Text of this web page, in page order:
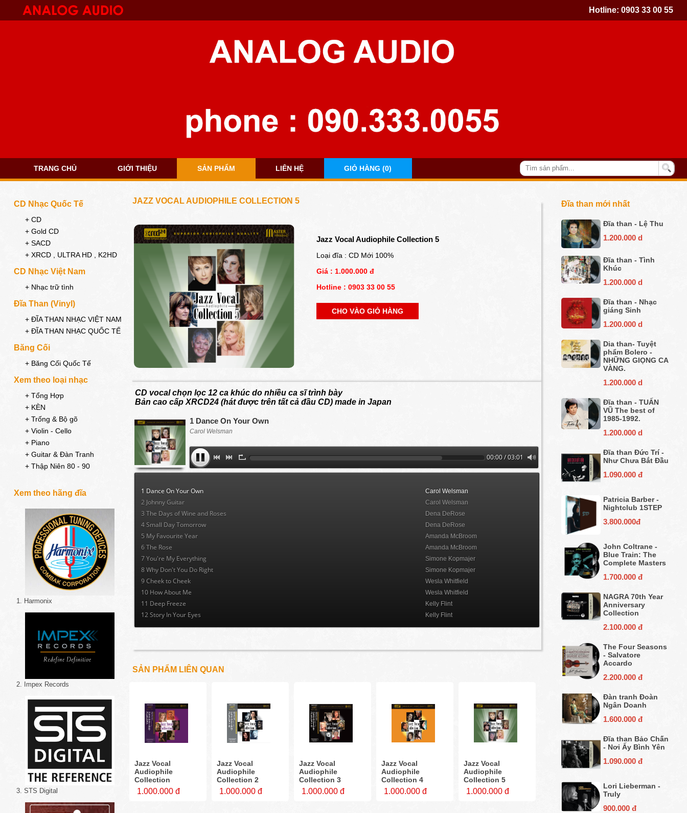
Hotline:0903 33 00 55
TRANG CHỦ GIỚI THIỆU SẢN PHẨM LIÊN HỆ GIỎ HÀNG (0)
CD Nhạc Quốc Tế
+ CD
+ Gold CD
+ SACD
+ XRCD , ULTRA HD , K2HD
CD Nhạc Việt Nam
+ Nhạc trữ tình
Đĩa Than (Vinyl)
+ ĐĨA THAN NHẠC VIỆT NAM
+ ĐĨA THAN NHẠC QUỐC TẾ
Băng Cối
+ Băng Cối Quốc Tế
Xem theo loại nhạc
+ Tổng Hợp
+ KÈN
+ Trống & Bộ gõ
+ Violin - Cello
+ Piano
+ Guitar & Đàn Tranh
+ Thập Niên 80 - 90
Xem theo hãng đĩa
1. Harmonix
2. Impex Records
3. STS Digital
JAZZ VOCAL AUDIOPHILE COLLECTION 5
Jazz Vocal Audiophile Collection 5
Loại đĩa : CD Mới 100%
Giá : 1.000.000 đ
Hotline : 0903 33 00 55
CHO VÀO GIỎ HÀNG
CD vocal chọn lọc 12 ca khúc do nhiều ca sĩ trình bày
Bản cao cấp XRCD24 (hát được trên tất cả đầu CD) made in Japan
1 Dance On Your Own
Carol Welsman
00:00 / 03:01
1 Dance On Your Own Carol Welsman
2 Johnny Guitar Carol Welsman
3 The Days of Wine and Roses Dena DeRose
4 Small Day Tomorrow Dena DeRose
5 My Favourite Year Amanda McBroom
6 The Rose Amanda McBroom
7 You're My Everything Simone Kopmajer
8 Why Don't You Do Right Simone Kopmajer
9 Cheek to Cheek Wesla Whitfield
10 How About Me Wesla Whitfield
11 Deep Freeze Kelly Flint
12 Story In Your Eyes Kelly Flint
SẢN PHẨM LIÊN QUAN
Jazz Vocal
Audiophile
Collection
1.000.000 đ
Jazz Vocal
Audiophile
Collection 2
1.000.000 đ
Jazz Vocal
Audiophile
Collection 3
1.000.000 đ
Jazz Vocal
Audiophile
Collection 4
1.000.000 đ
Jazz Vocal
Audiophile
Collection 5
1.000.000 đ
Đĩa than mới nhất
Đĩa than - Lệ Thu
1.200.000 d
Đĩa than - Tình
Khúc
1.200.000 d
Đĩa than - Nhạc
giáng Sinh
1.200.000 d
Dia than- Tuyệt
phẩm Bolero -
NHỮNG GIỌNG CA
VÀNG.
1.200.000 d
Đĩa than - TUẤN
VŨ The best of
1985-1992.
1.200.000 d
Đĩa than Đức Trí -
Như Chưa Bắt Đầu
1.090.000 đ
Patricia Barber -
Nightclub 1STEP
3.800.000đ
John Coltrane -
Blue Train: The
Complete Masters
1.700.000 đ
NAGRA 70th Year
Anniversary
Collection
2.100.000 đ
The Four Seasons
- Salvatore
Accardo
2.200.000 đ
Đàn tranh Đoàn
Ngân Doanh
1.600.000 đ
Đĩa than Bảo Chấn
- Nơi Ấy Bình Yên
1.090.000 đ
Lori Lieberman -
Truly
900.000 đ